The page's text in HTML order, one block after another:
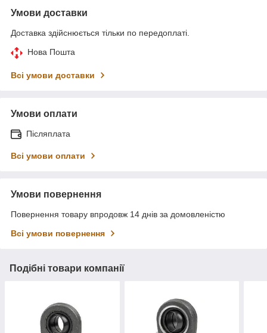
Умови доставки
Доставка здійснюється тільки по передоплаті.
Нова Пошта
Всі умови доставки
Умови оплати
Післяплата
Всі умови оплати
Умови повернення
Повернення товару впродовж 14 днів за домовленістю
Всі умови повернення
Подібні товари компанії